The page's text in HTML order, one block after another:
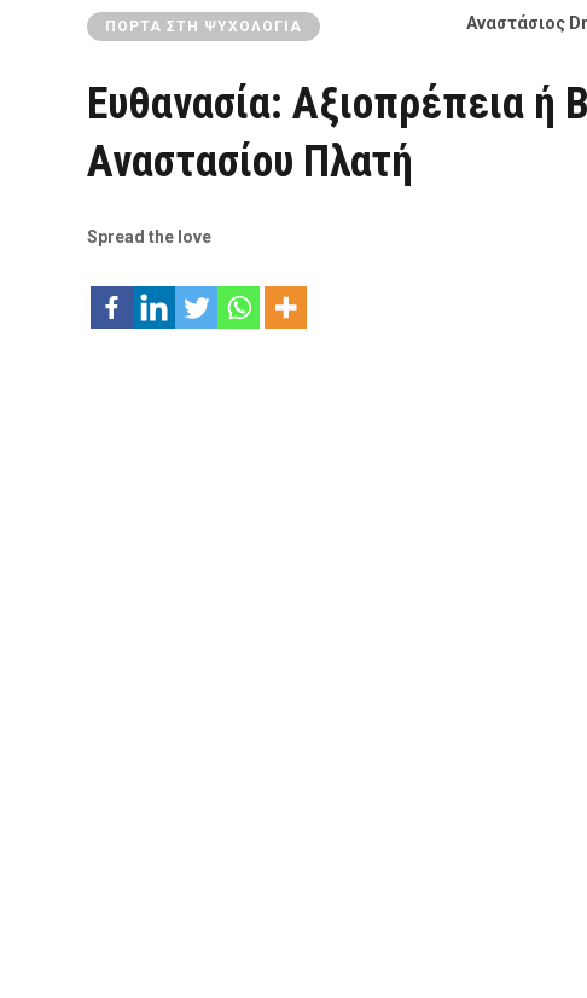
ΠΌΡΤΑ ΣΤΗ ΨΥΧΟΛΟΓΊΑ Αναστάσιος
Ευθανασία: Αξιοπρέπεια ή
Αναστασίου Πλατή
Spread the love